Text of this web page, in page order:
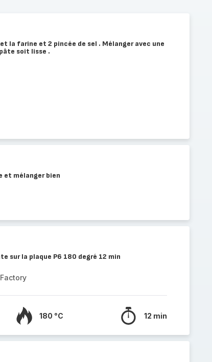
la farine et 2 pincée de sel . Mélanger avec une
soit lisse .
et mélanger bien
sur la plaque P6 180 degré 12 min
180 °C 12 min